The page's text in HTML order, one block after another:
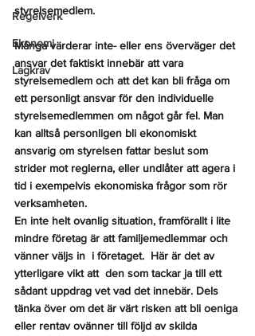
Regelverk
Ekonomi
Lagkrav
styrelsemedlem.
Många värderar inte- eller ens överväger det
ansvar det faktiskt innebär att vara
styrelsemedlem och att det kan bli fråga om
ett personligt ansvar för den individuelle
styrelsemedlemmen om något går fel. Man
kan alltså personligen bli ekonomiskt
ansvarig om styrelsen fattar beslut som
strider mot reglerna, eller undlåter att agera i
tid i exempelvis ekonomiska frågor som rör
verksamheten.
En inte helt ovanlig situation, framförallt i lite
mindre företag är att familjemedlemmar och
vänner väljs in  i företaget.  Här är det av
ytterligare vikt att  den som tackar ja till ett
sådant uppdrag vet vad det innebär. Dels
tänka över om det är värt risken att bli oeniga
eller rentav ovänner till följd av skilda